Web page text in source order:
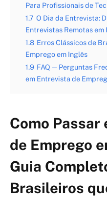
Para Profissionais de
1.7 O Dia da Entrevista:
Entrevistas Remotas em
1.8 Erros Clássicos de
Emprego em Inglês
1.9 FAQ — Perguntas
em Entrevista de
Como Passar
de Emprego
Guia
Brasileiros